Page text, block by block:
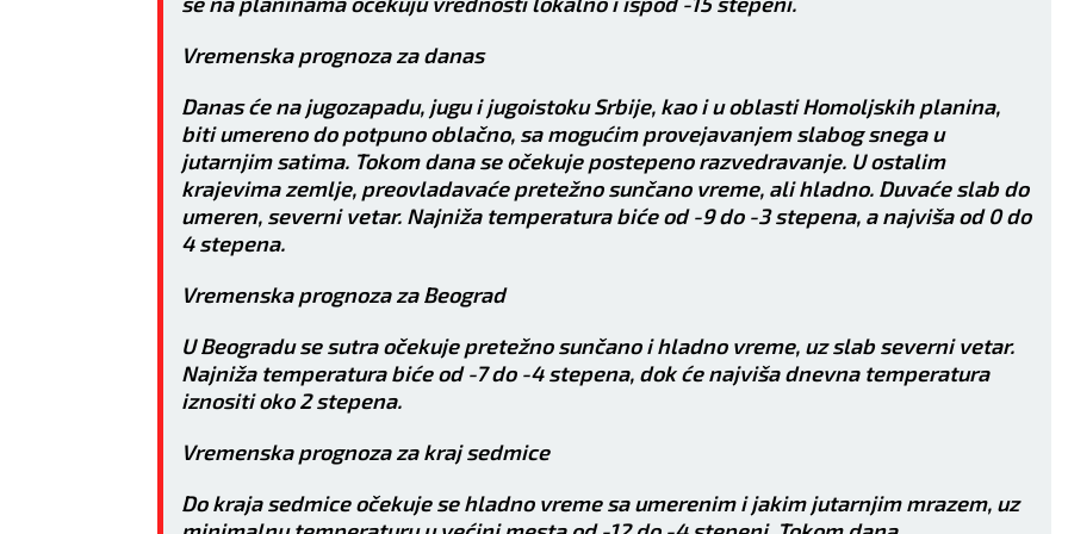
Vremenska prognoza za danas
Danas će na jugozapadu, jugu i jugoistoku Srbije, kao i u oblasti Homoljskih planina,
biti umereno do potpuno oblačno, sa mogućim provejavanjem slabog snega u
jutarnjim satima. Tokom dana se očekuje postepeno razvedravanje. U ostalim
krajevima zemlje, preovladavaće pretežno sunčano vreme, ali hladno. Duvaće slab do
umeren, severni vetar. Najniža temperatura biće od -9 do -3 stepena, a najviša od 0 do
4 stepena.
Vremenska prognoza za Beograd
U Beogradu se sutra očekuje pretežno sunčano i hladno vreme, uz slab severni vetar.
Najniža temperatura biće od -7 do -4 stepena, dok će najviša dnevna temperatura
iznositi oko 2 stepena.
Vremenska prognoza za kraj sedmice
Do kraja sedmice očekuje se hladno vreme sa umerenim i jakim jutarnjim mrazem, uz
24.8 - 23.9